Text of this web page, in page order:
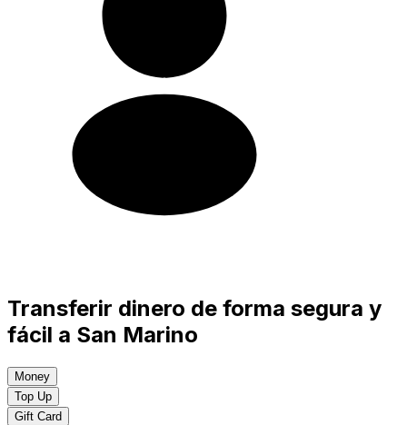
Transferir dinero de forma segura y
fácil a San Marino
Money
Top Up
Gift Card